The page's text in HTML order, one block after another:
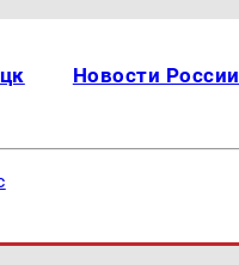
Новости России